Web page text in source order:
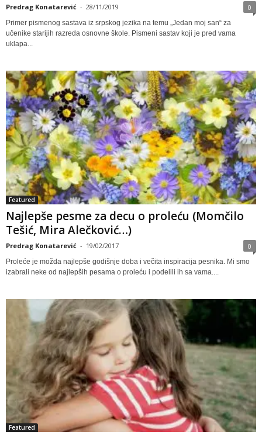
Predrag Konatarević - 28/11/2019 0
Primer pismenog sastava iz srpskog jezika na temu „Jedan moj san“ za
učenike starijih razreda osnovne škole. Pismeni sastav koji je pred vama
uklapa...
Featured
Najlepše pesme za decu o proleću (Momčilo
Tešić, Mira Alečković…)
Predrag Konatarević - 19/02/2017 0
Proleće je možda najlepše godišnje doba i večita inspiracija pesnika. Mi smo
izabrali neke od najlepših pesama o proleću i podelili ih sa vama....
Featured